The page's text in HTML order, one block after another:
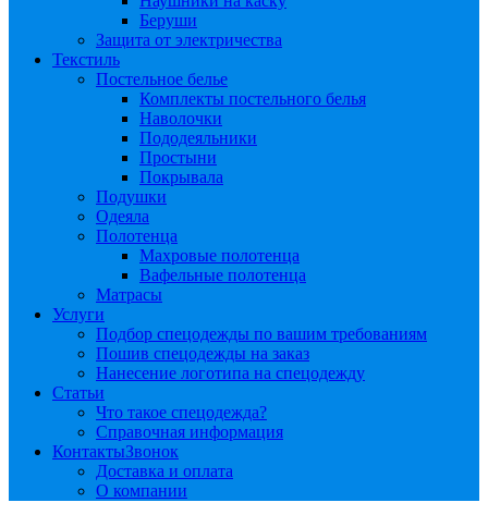
Беруши
Защита от электричества
Текстиль
Постельное белье
Комплекты постельного белья
Наволочки
Пододеяльники
Простыни
Покрывала
Подушки
Одеяла
Полотенца
Махровые полотенца
Вафельные полотенца
Матрасы
Услуги
Подбор спецодежды по вашим требованиям
Пошив спецодежды на заказ
Нанесение логотипа на спецодежду
Статьи
Что такое спецодежда?
Справочная информация
КонтактыЗвонок
Доставка и оплата
О компании